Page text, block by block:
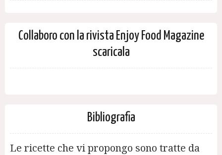
Collaboro con la rivista Enjoy Food Magazine
scaricala
Bibliografia
Le ricette che vi propongo sono tratte da